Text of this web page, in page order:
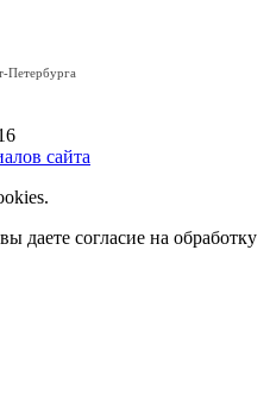
Петербурга
сайта
даете согласие на обработку